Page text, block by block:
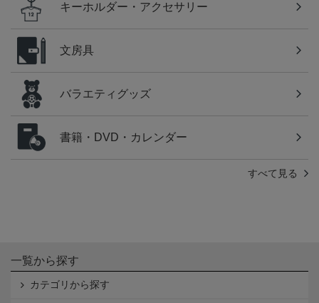
キーホルダー・アクセサリー
文房具
バラエティグッズ
書籍・DVD・カレンダー
すべて見る
一覧から探す
カテゴリから探す